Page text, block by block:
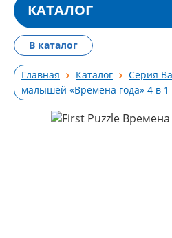
КАТАЛОГ
Главная Каталог Серия
малышей «Времена года» 4 в 1
В каталог